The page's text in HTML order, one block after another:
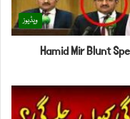
ویڈیوز
Hamid Mir Blunt